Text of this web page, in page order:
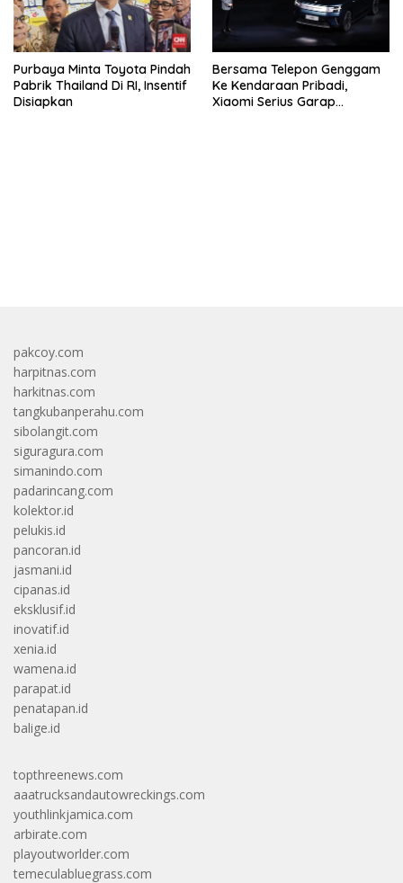
Purbaya Minta Toyota Pindah
Pabrik Thailand Di RI, Insentif
Disiapkan
Bersama Telepon Genggam
Ke Kendaraan Pribadi,
Xiaomi Serius Garap
pakcoy.com
harpitnas.com
harkitnas.com
tangkubanperahu.com
sibolangit.com
siguragura.com
simanindo.com
padarincang.com
kolektor.id
pelukis.id
pancoran.id
jasmani.id
cipanas.id
eksklusif.id
inovatif.id
xenia.id
wamena.id
parapat.id
penatapan.id
balige.id
topthreenews.com
aaatrucksandautowreckings.com
youthlinkjamica.com
arbirate.com
playoutworlder.com
temeculabluegrass.com